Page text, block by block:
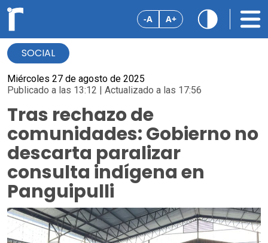
-A A+
SOCIAL
Miércoles 27 de agosto de 2025
Publicado a las 13:12 | Actualizado a las 17:56
Tras rechazo de
comunidades: Gobierno no
descarta paralizar
consulta indígena en
Panguipulli